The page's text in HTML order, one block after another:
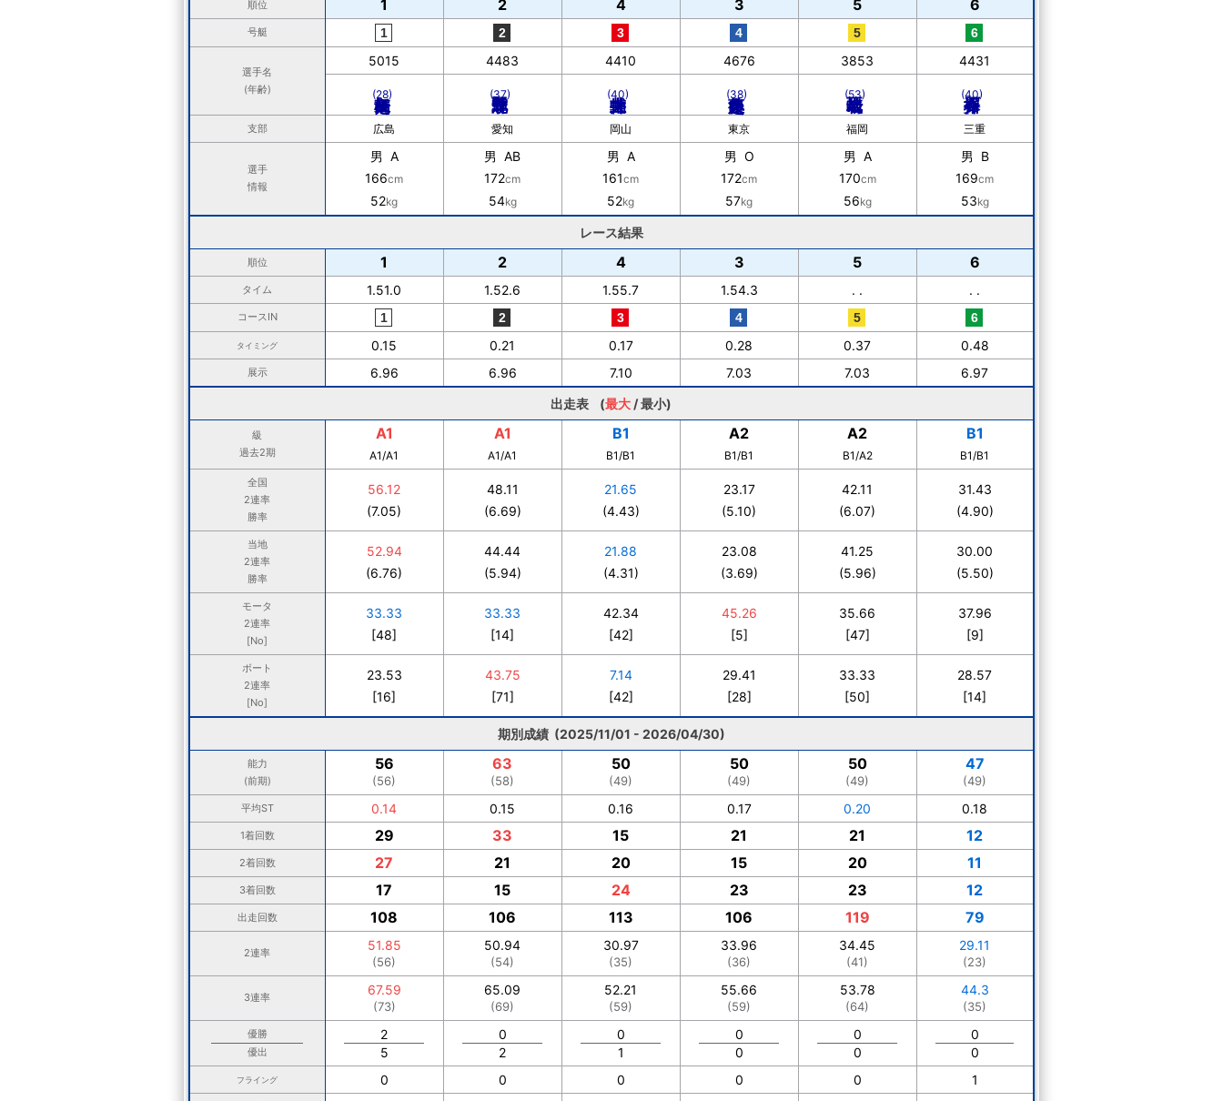
順位 1 2 4 3 5 6
号艇
選手名
(年齢)
5015 4483 4410 4676 3853 4431
(28) (37) (40) (38) (53) (40)
支部 広島 愛知 岡山 東京 福岡 三重
選手
情報
男 A
166cm
52kg
男 AB
172cm
54kg
男 A
161cm
52kg
男 O
172cm
57kg
男 A
170cm
56kg
男 B
169cm
53kg
レース結果
順位 1 2 4 3 5 6
タイム 1.51.0 1.52.6 1.55.7 1.54.3 . . . .
コースIN
タイミング 0.15 0.21 0.17 0.28 0.37 0.48
展示 6.96 6.96 7.10 7.03 7.03
6.97
出走表 (最大 /最小)
級
過去2期
A1
A1/A1
A1
A1/A1
B1
B1/B1
A2
B1/B1
A2
B1/A2
B1
B1/B1
全国
2連率
勝率
56.12
(7.05)
48.11
(6.69)
21.65
(4.43)
23.17
(5.10)
42.11
(6.07)
31.43
(4.90)
当地
2連率
勝率
52.94
(6.76)
44.44
(5.94)
21.88
(4.31)
23.08
(3.69)
41.25
(5.96)
30.00
(5.50)
モータ
2連率
[No]
33.33
[48]
33.33
[14]
42.34
[42]
45.26
[5]
35.66
[47]
37.96
[9]
ボート
2連率
[No]
23.53
[16]
43.75
[71]
7.14
[42]
29.41
[28]
33.33
[50]
28.57
[14]
期別成績 (2025/11/01 - 2026/04/30)
能力
(前期)
56
(56)
63
(58)
50
(49)
50
(49)
50
(49)
47
(49)
平均ST 0.14 0.15 0.16 0.17 0.20 0.18
1着回数 29 33 15 21 21 12
2着回数 27 21 20 15 20 11
3着回数 17 15 24 23 23 12
出走回数 108 106 113 106 119 79
2連率 51.85
(56)
50.94
(54)
30.97
(35)
33.96
(36)
34.45
(41)
29.11
(23)
3連率 67.59
(73)
65.09
(69)
52.21
(59)
55.66
(59)
53.78
(64)
44.3
(35)
優勝
優出
2
5
0
2
0
1
0
0
0
0
0
0
フライング 0 0 0 0 0 1